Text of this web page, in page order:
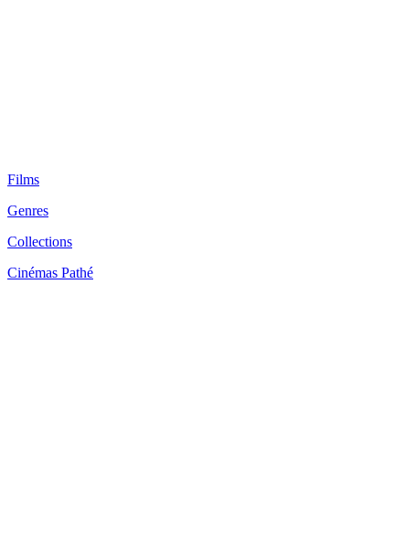
Films
Genres
Collections
Cinémas Pathé